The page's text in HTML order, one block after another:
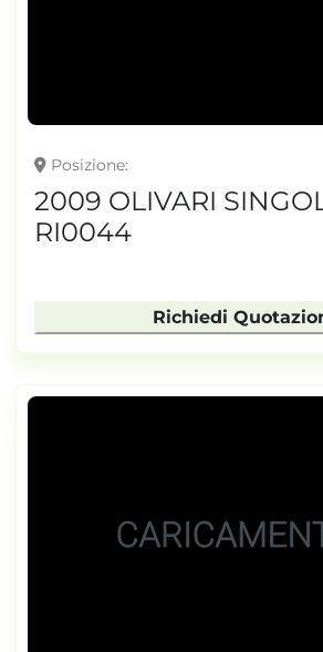
Posizione
2009 OLIVARI
RI0044
Richiedi